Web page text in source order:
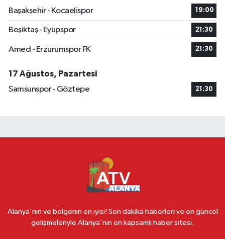
Başakşehir - Kocaelispor
19:00
Beşiktaş - Eyüpspor 21:30
Amed - Erzurumspor FK 21:30
17 Ağustos, Pazartesi
Samsunspor - Göztepe
21:30
Alanya'nın ve bölgenin en iyisi! Son dakika haberleri ve en güncel
gelişmeleriyle Alanya'nın en kapsamlı haber sitesi.